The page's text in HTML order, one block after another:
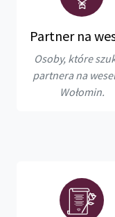
Partner na
Osoby, które
partnera na
Wołomin.